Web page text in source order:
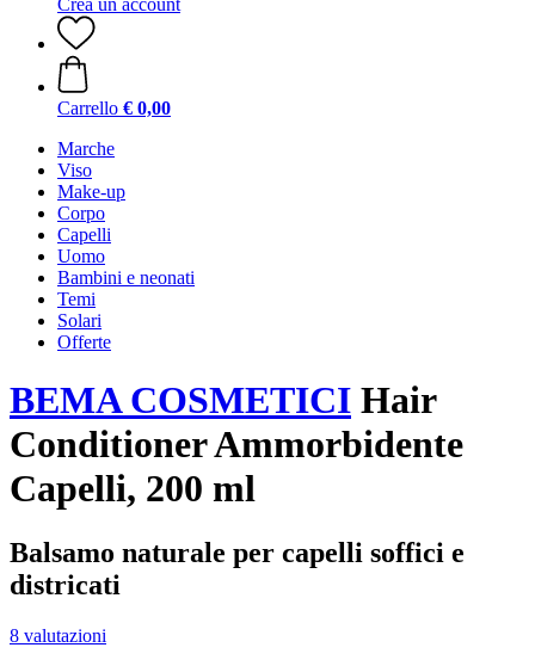
Crea un account
Carrello € 0,00
Marche
Viso
Make-up
Corpo
Capelli
Uomo
Bambini e neonati
Temi
Solari
Offerte
BEMA COSMETICI Hair
Conditioner Ammorbidente
Capelli, 200 ml
Balsamo naturale per capelli soffici e
districati
8 valutazioni